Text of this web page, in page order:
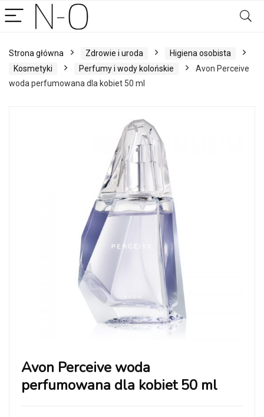
Strona główna Zdrowie i uroda
Higiena osobista
Kosmetyki
Perfumy i wody kolońskie
Avon Perceive
woda perfumowana dla kobiet 50 ml
Avon Perceive woda
perfumowana dla kobiet 50 ml